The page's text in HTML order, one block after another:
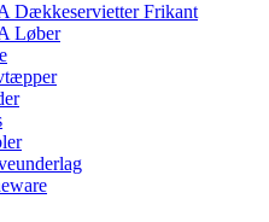
Dækkeservietter Frikant
Løber